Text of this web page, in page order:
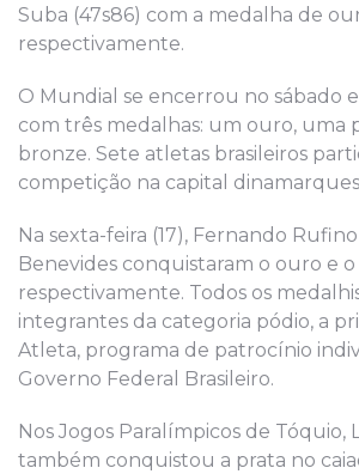
Suba (47s86) com a medalha de
respectivamente.
O Mundial se encerrou no sábado e
com três medalhas: um ouro, uma
bronze. Sete atletas brasileiros
competição na capital
Na sexta-feira (17), Fernando
Benevides conquistaram o ouro e
respectivamente. Todos os
integrantes da categoria pódio, a
Atleta, programa de patrocínio
Governo Federal Brasileiro.
Nos Jogos Paralímpicos de Tóquio,
também conquistou a prata no